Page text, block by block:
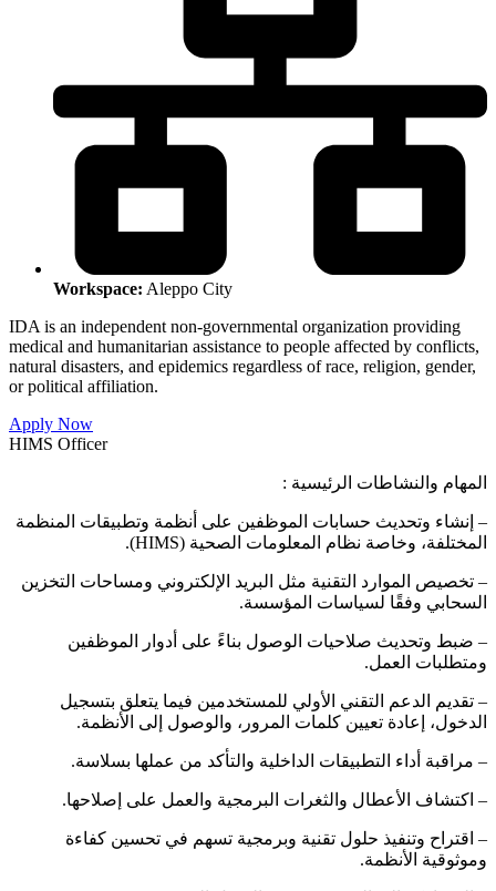
Workspace: Aleppo City
IDA is an independent non-governmental organization providing
medical and humanitarian assistance to people affected by conflicts,
natural disasters, and epidemics regardless of race, religion, gender,
or political affiliation.
Apply Now
HIMS Officer
المهام والنشاطات الرئيسية :
– إنشاء وتحديث حسابات الموظفين على أنظمة وتطبيقات المنظمة
المختلفة، وخاصة نظام المعلومات الصحية (HIMS).
– تخصيص الموارد التقنية مثل البريد الإلكتروني ومساحات التخزين
السحابي وفقًا لسياسات المؤسسة.
– ضبط وتحديث صلاحيات الوصول بناءً على أدوار الموظفين
ومتطلبات العمل.
– تقديم الدعم التقني الأولي للمستخدمين فيما يتعلق بتسجيل
الدخول، إعادة تعيين كلمات المرور، والوصول إلى الأنظمة.
– مراقبة أداء التطبيقات الداخلية والتأكد من عملها بسلاسة.
– اكتشاف الأعطال والثغرات البرمجية والعمل على إصلاحها.
– اقتراح وتنفيذ حلول تقنية وبرمجية تسهم في تحسين كفاءة
وموثوقية الأنظمة.